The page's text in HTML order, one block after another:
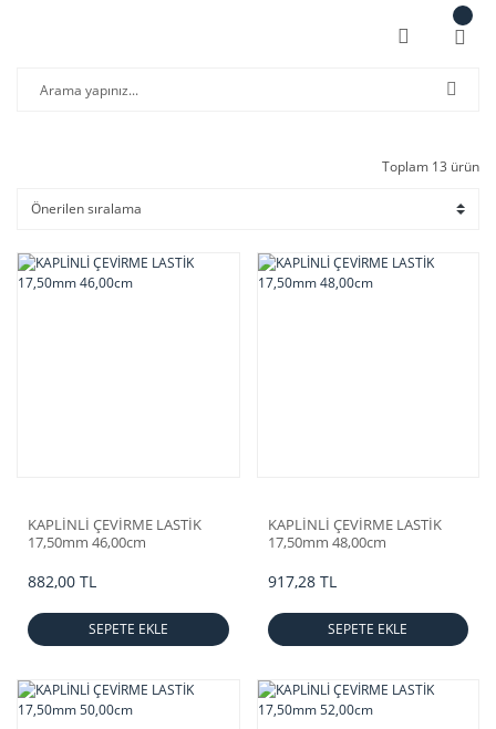
Toplam 13 ürün
KAPLİNLİ ÇEVİRME LASTİK
17,50mm 46,00cm
882,00 TL
SEPETE EKLE
KAPLİNLİ ÇEVİRME LASTİK
17,50mm 48,00cm
917,28 TL
SEPETE EKLE